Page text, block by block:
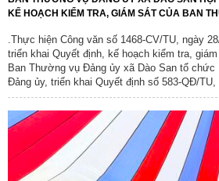
KẾ HOẠCH KIỂM TRA, GIÁM SÁT CỦA BAN
.Thực hiện Công văn số 1468-CV/TU, ngày
triển khai Quyết định, kế hoạch kiểm tra,
Ban Thường vụ Đảng ủy xã Dào San tổ
Đảng ủy, triển khai Quyết định số 583-QĐ/TU,